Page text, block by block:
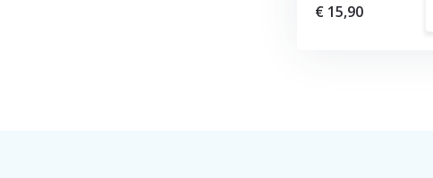
€ 15,90